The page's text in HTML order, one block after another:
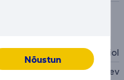
Nõustun
Koziol
läbipaistev